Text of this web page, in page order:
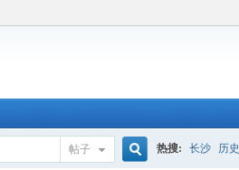
帖子 热搜: 长沙 历史